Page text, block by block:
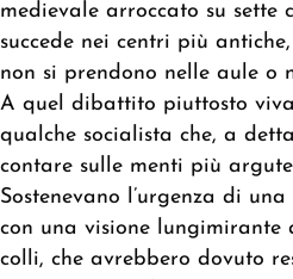
medievale arroccato su sette
succede nei centri più
non si prendono nelle aule o
A quel dibattito piuttosto
qualche socialista che, a
contare sulle menti più
Sostenevano l’urgenza di
con una visione lungimirante
colli, che avrebbero dovuto